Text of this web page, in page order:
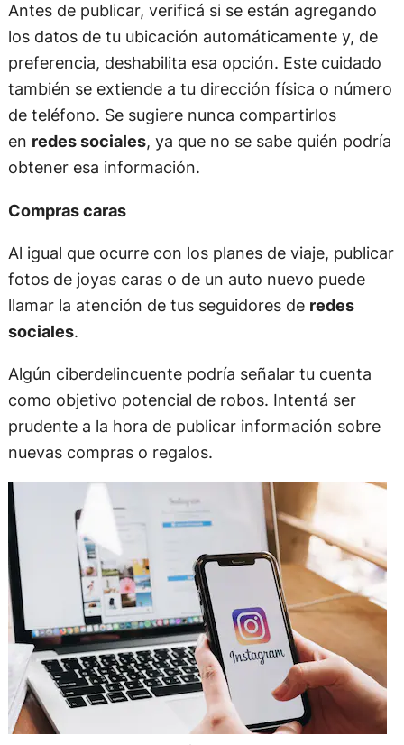
Antes de publicar, verificá si se están agregando
los datos de tu ubicación automáticamente y, de
preferencia, deshabilita esa opción. Este cuidado
también se extiende a tu dirección física o número
de teléfono. Se sugiere nunca compartirlos
en redes sociales, ya que no se sabe quién podría
obtener esa información.
Compras caras
Al igual que ocurre con los planes de viaje, publicar
fotos de joyas caras o de un auto nuevo puede
llamar la atención de tus seguidores de redes
sociales.
Algún ciberdelincuente podría señalar tu cuenta
como objetivo potencial de robos. Intentá ser
prudente a la hora de publicar información sobre
nuevas compras o regalos.